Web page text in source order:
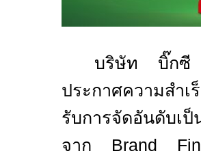
บริษัท บิ๊กซี
ประกาศความสำ
รับการจัดอันดับเป็
จาก Brand